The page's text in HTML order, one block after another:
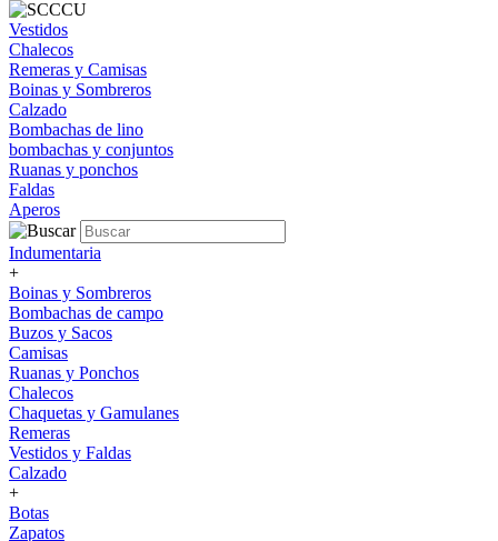
Vestidos
Chalecos
Remeras y Camisas
Boinas y Sombreros
Calzado
Bombachas de lino
bombachas y conjuntos
Ruanas y ponchos
Faldas
Aperos
Indumentaria
+
Boinas y Sombreros
Bombachas de campo
Buzos y Sacos
Camisas
Ruanas y Ponchos
Chalecos
Chaquetas y Gamulanes
Remeras
Vestidos y Faldas
Calzado
+
Botas
Zapatos